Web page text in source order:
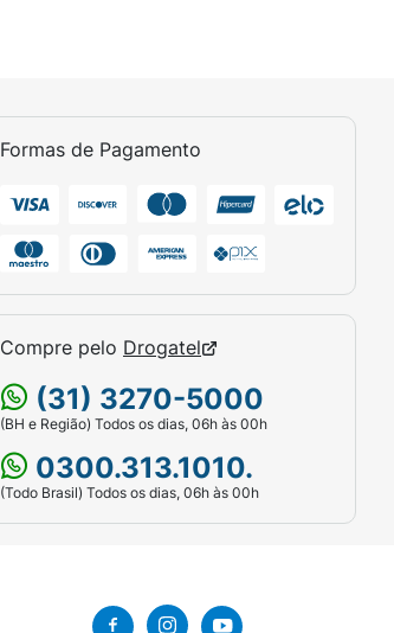
Formas de Pagamento
Compre pelo Drogatel
(31) 3270-5000
(BH e Região) Todos os dias, 06h às 00h
0300.313.1010.
(Todo Brasil) Todos os dias, 06h às 00h